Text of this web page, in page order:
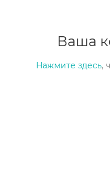
Ваша
Нажмите здесь,